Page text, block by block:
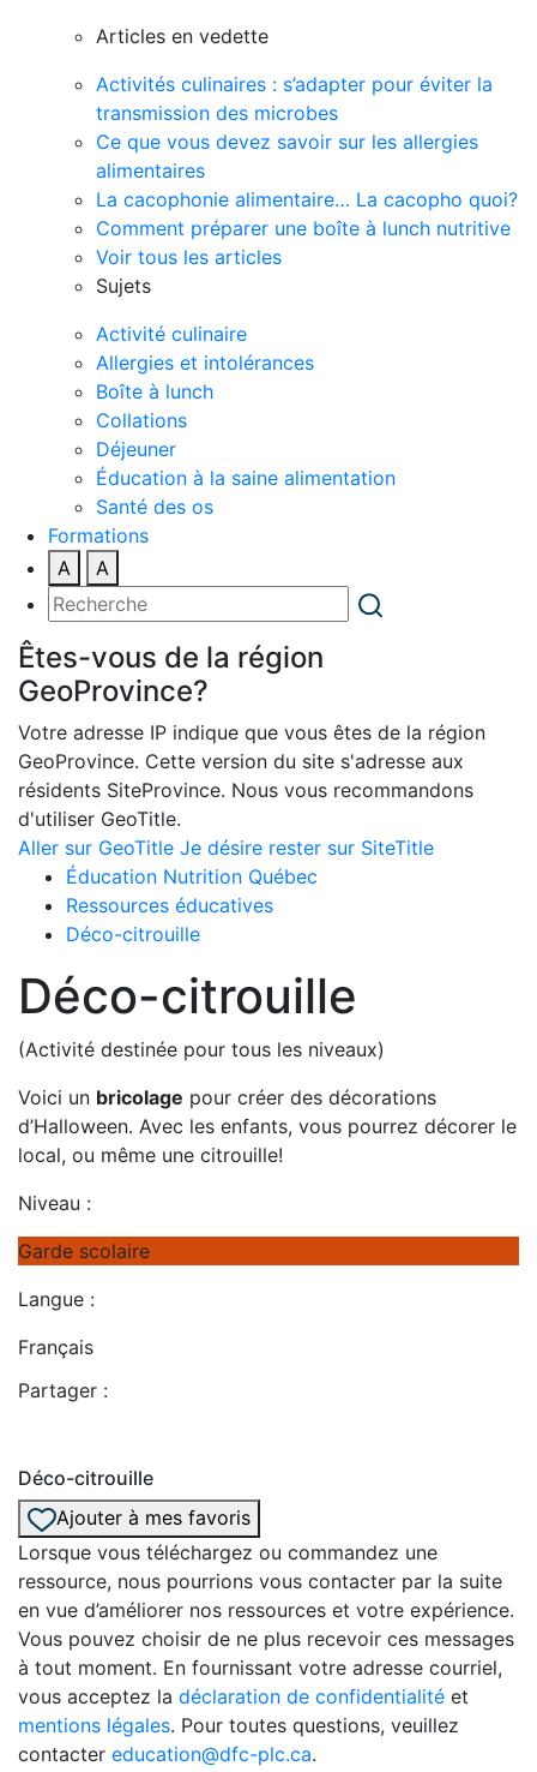
Articles en vedette
Activités culinaires : s’adapter pour éviter la
transmission des microbes
Ce que vous devez savoir sur les allergies
alimentaires
La cacophonie alimentaire… La cacopho quoi?
Comment préparer une boîte à lunch nutritive
Voir tous les articles
Sujets
Activité culinaire
Allergies et intolérances
Boîte à lunch
Collations
Déjeuner
Éducation à la saine alimentation
Santé des os
Formations
A
A
Êtes-vous de la région
GeoProvince?
Votre adresse IP indique que vous êtes de la région
GeoProvince. Cette version du site s'adresse aux
résidents SiteProvince. Nous vous recommandons
d'utiliser GeoTitle.
Aller sur GeoTitle Je désire rester sur SiteTitle
Éducation Nutrition Québec
Ressources éducatives
Déco-citrouille
Déco-citrouille
(Activité destinée pour tous les niveaux)
Voici un bricolage pour créer des décorations
d’Halloween. Avec les enfants, vous pourrez décorer le
local, ou même une citrouille!
Niveau :
Garde scolaire
Langue :
Français
Partager :
Déco-citrouille
Ajouter à mes favoris
Lorsque vous téléchargez ou commandez une
ressource, nous pourrions vous contacter par la suite
en vue d’améliorer nos ressources et votre expérience.
Vous pouvez choisir de ne plus recevoir ces messages
à tout moment. En fournissant votre adresse courriel,
vous acceptez la déclaration de confidentialité et
mentions légales. Pour toutes questions, veuillez
contacter education@dfc-plc.ca.